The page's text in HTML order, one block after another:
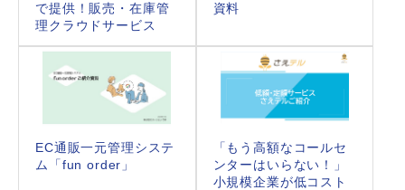
で提供！販売・在庫管
理クラウドサービス
資料
EC通販一元管理システ
ム「fun order」
「もう高額なコールセ
ンターはいらない！」
小規模企業が低コスト